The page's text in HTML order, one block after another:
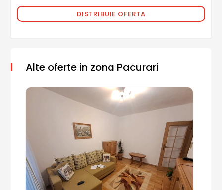
DISTRIBUIE OFERTA
Alte oferte in zona Pacurari